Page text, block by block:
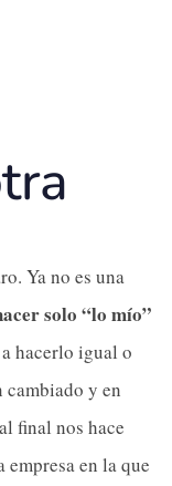
Ya no es una
solo “lo mío”
hacerlo igual o
cambiado y en
final nos hace
empresa en la que